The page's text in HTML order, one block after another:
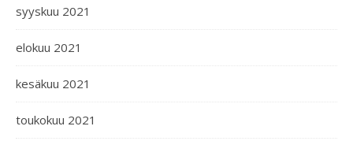
syyskuu 2021
elokuu 2021
kesäkuu 2021
toukokuu 2021